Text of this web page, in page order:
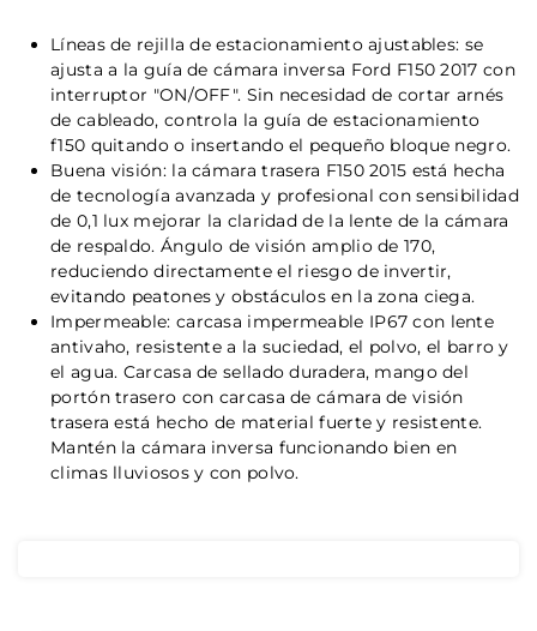
Líneas de rejilla de estacionamiento ajustables: se
ajusta a la guía de cámara inversa Ford F150 2017 con
interruptor "ON/OFF". Sin necesidad de cortar arnés
de cableado, controla la guía de estacionamiento
f150 quitando o insertando el pequeño bloque negro.
Buena visión: la cámara trasera F150 2015 está hecha
de tecnología avanzada y profesional con sensibilidad
de 0,1 lux mejorar la claridad de la lente de la cámara
de respaldo. Ángulo de visión amplio de 170,
reduciendo directamente el riesgo de invertir,
evitando peatones y obstáculos en la zona ciega.
Impermeable: carcasa impermeable IP67 con lente
antivaho, resistente a la suciedad, el polvo, el barro y
el agua. Carcasa de sellado duradera, mango del
portón trasero con carcasa de cámara de visión
trasera está hecho de material fuerte y resistente.
Mantén la cámara inversa funcionando bien en
climas lluviosos y con polvo.